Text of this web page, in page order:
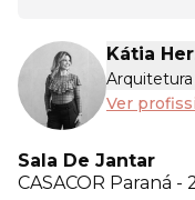
Kátia
Arquitetura
Ver
Sala De Jantar
CASACOR Paraná -